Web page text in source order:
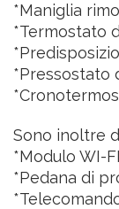
*Maniglia
*Termostato
*Pressostato
Sono inoltre
*Modulo WI-
*Pedana di